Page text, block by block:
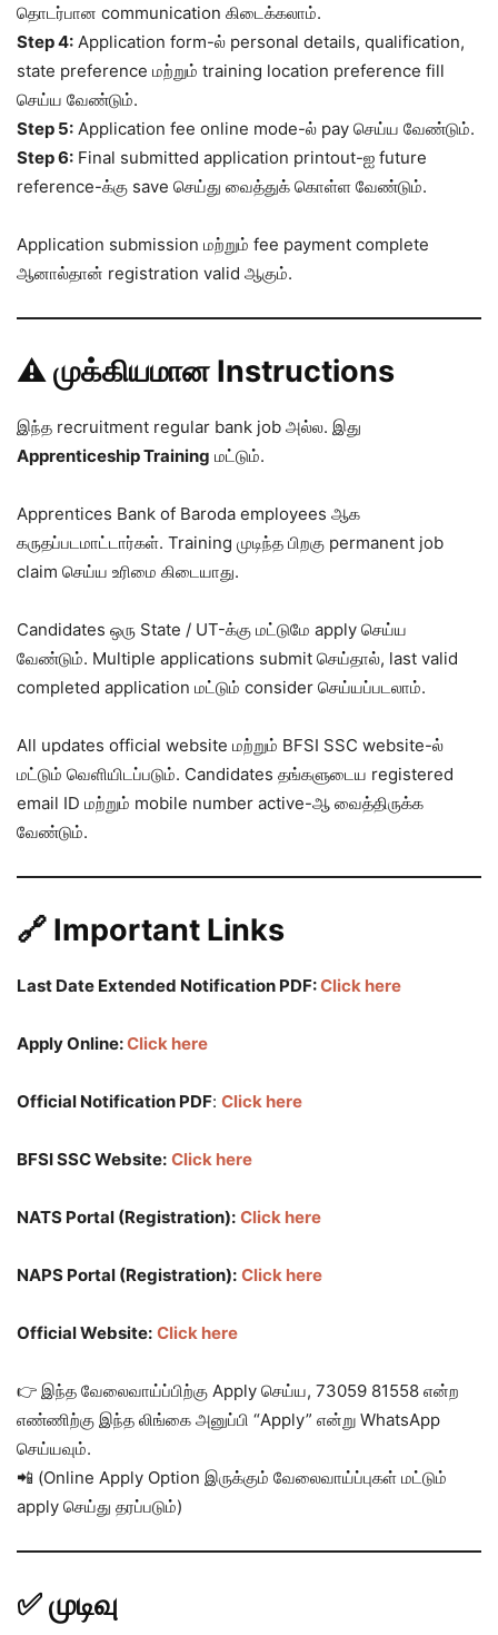
தொடர்பான communication கிடைக்கலாம்.
Step 4: Application form-ல் personal details, qualification,
state preference மற்றும் training location preference fill
செய்ய வேண்டும்.
Step 5: Application fee online mode-ல் pay செய்ய வேண்டும்.
Step 6: Final submitted application printout-ஐ future
reference-க்கு save செய்து வைத்துக் கொள்ள வேண்டும்.
Application submission மற்றும் fee payment complete
ஆனால்தான் registration valid ஆகும்.
⚠️ முக்கியமான Instructions
இந்த recruitment regular bank job அல்ல. இது
Apprenticeship Training மட்டும்.
Apprentices Bank of Baroda employees ஆக
கருதப்படமாட்டார்கள். Training முடிந்த பிறகு permanent job
claim செய்ய உரிமை கிடையாது.
Candidates ஒரு State / UT-க்கு மட்டுமே apply செய்ய
வேண்டும். Multiple applications submit செய்தால், last valid
completed application மட்டும் consider செய்யப்படலாம்.
All updates official website மற்றும் BFSI SSC website-ல்
மட்டும் வெளியிடப்படும். Candidates தங்களுடைய registered
email ID மற்றும் mobile number active-ஆ வைத்திருக்க
வேண்டும்.
🔗 Important Links
Last Date Extended Notification PDF:Click here
Apply Online:Click here
Official Notification PDF: Click here
BFSI SSC Website: Click here
NATS Portal (Registration): Click here
NAPS Portal (Registration): Click here
Official Website: Click here
👉 இந்த வேலைவாய்ப்பிற்கு Apply செய்ய, 73059 81558 என்ற
எண்ணிற்கு இந்த லிங்கை அனுப்பி “Apply” என்று WhatsApp
செய்யவும்.
📲 (Online Apply Option இருக்கும் வேலைவாய்ப்புகள் மட்டும்
apply செய்து தரப்படும்)
✅ முடிவு